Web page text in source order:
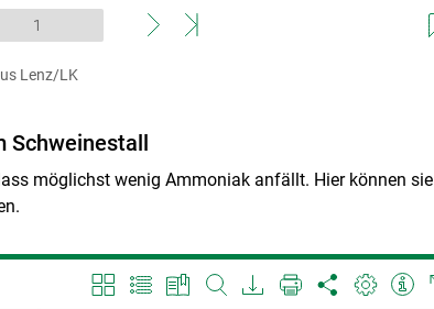
Lenz/LK
Schweinestall
möglichst wenig Ammoniak anfällt. Hier können sie